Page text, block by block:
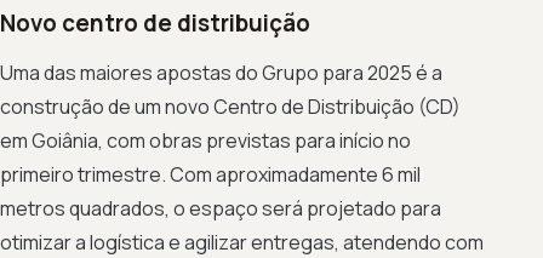
Novo centro de distribuição
Uma das maiores apostas do Grupo para 2025 é a
construção de um novo Centro de Distribuição (CD)
em Goiânia, com obras previstas para início no
primeiro trimestre. Com aproximadamente 6 mil
metros quadrados, o espaço será projetado para
otimizar a logística e agilizar entregas, atendendo com